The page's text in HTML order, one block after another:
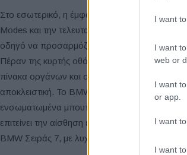
I want
I want
web or
I want
or app.
I want
I want
Στο εσωτερικό, η έμφαση δίδεται στην
Modes και την τελευταία γενιά του
οδηγό να προσαρμόζει με ακρίβεια τα
Πέραν της κυρτής οθόνης BMW Curved
πίνακα οργάνων και στις πόρτες προσφέρει
αποκλειστική. Το BMW Interaction Bar
ενσωματωμένα μπουτόν ελέγχου. Επιπλέον,
επιτείνει την αίσθηση ευρυχωρίας,
BMW Σειράς 7, με λυχνίες LED που μπορούν